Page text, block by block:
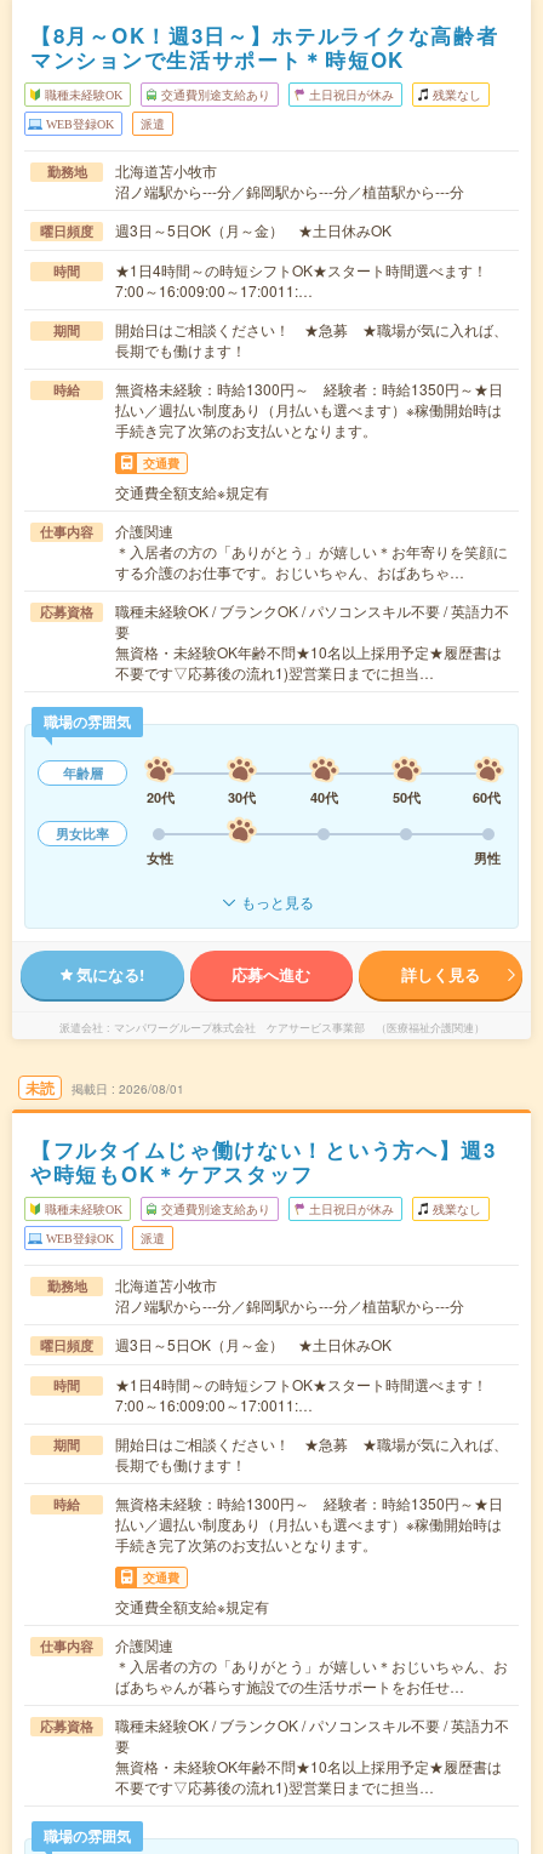
【8月～OK！週3日～】ホテルライクな高齢者
マンションで生活サポート＊時短OK
職種未経験OK 交通費別途支給あり 土日祝日が休み 残業なし
WEB登録OK 派遣
勤務地
北海道苫小牧市
沼ノ端駅から---分／錦岡駅から---分／植苗駅から---分
曜日頻度 週3日～5日OK（月～金） ★土日休みOK
時間
★1日4時間～の時短シフトOK★スタート時間選べます！
7:00～16:009:00～17:0011:…
期間
開始日はご相談ください！ ★急募 ★職場が気に入れば、
長期でも働けます！
時給
無資格未経験：時給1300円～ 経験者：時給1350円～★日
払い／週払い制度あり（月払いも選べます）※稼働開始時は
手続き完了次第のお支払いとなります。
交通費
交通費全額支給※規定有
仕事内容
介護関連
＊入居者の方の「ありがとう」が嬉しい＊お年寄りを笑顔に
する介護のお仕事です。おじいちゃん、おばあちゃ…
応募資格
職種未経験OK / ブランクOK / パソコンスキル不要 / 英語力不
要
無資格・未経験OK年齢不問★10名以上採用予定★履歴書は
不要です▽応募後の流れ1)翌営業日までに担当…
職場の雰囲気
年齢層
20代
30代 40代 50代
60代
男女比率
女性
男性
もっと見る
気になる! 応募へ進む 詳しく見る
派遣会社 マンパワーグループ株式会社 ケアサービス事業部 （医療福祉介護関連）
未読 掲載日 2026/08/01
【フルタイムじゃ働けない！という方へ】週3
や時短もOK＊ケアスタッフ
職種未経験OK 交通費別途支給あり 土日祝日が休み 残業なし
WEB登録OK 派遣
勤務地
北海道苫小牧市
沼ノ端駅から---分／錦岡駅から---分／植苗駅から---分
曜日頻度 週3日～5日OK（月～金） ★土日休みOK
時間
★1日4時間～の時短シフトOK★スタート時間選べます！
7:00～16:009:00～17:0011:…
期間
開始日はご相談ください！ ★急募 ★職場が気に入れば、
長期でも働けます！
時給
無資格未経験：時給1300円～ 経験者：時給1350円～★日
払い／週払い制度あり（月払いも選べます）※稼働開始時は
手続き完了次第のお支払いとなります。
交通費
交通費全額支給※規定有
仕事内容
介護関連
＊入居者の方の「ありがとう」が嬉しい＊おじいちゃん、お
ばあちゃんが暮らす施設での生活サポートをお任せ…
応募資格
職種未経験OK / ブランクOK / パソコンスキル不要 / 英語力不
要
無資格・未経験OK年齢不問★10名以上採用予定★履歴書は
不要です▽応募後の流れ1)翌営業日までに担当…
職場の雰囲気